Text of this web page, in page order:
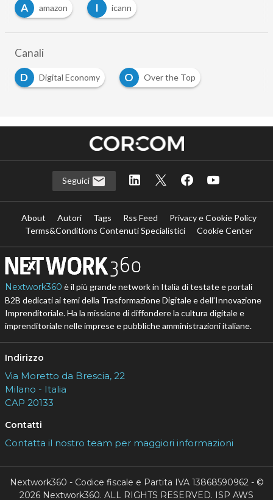
A
amazon I icann
Canali
D
Digital Economy O Over the Top
Seguici
About Autori Tags Rss Feed
Privacy e Cookie Policy
Terms&Conditions Contenuti Specialistici
Cookie Center
Nextwork360 è il più grande network in Italia di testate e portali
B2B dedicati ai temi della Trasformazione Digitale e dell’Innovazione
Imprenditoriale. Ha la missione di diffondere la cultura digitale e
imprenditoriale nelle imprese e pubbliche amministrazioni italiane.
Indirizzo
Via Moretto da Brescia, 22
Milano - Italia
CAP 20133
Contatti
Contatta il nostro team per maggiori informazioni
Nextwork360 - Codice fiscale e Partita IVA 13868590962 - ©
2026 Nextwork360. ALL RIGHTS RESERVED. ISP AWS